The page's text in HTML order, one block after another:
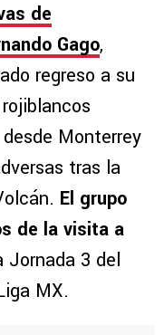
de
Gago,
regreso a su
Monterrey
tras la
El grupo
de la visita a
Jornada 3 del
MX.